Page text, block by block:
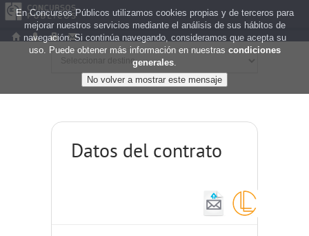
Datos del contrato
En Concursos Públicos utilizamos cookies propias y de terceros para
mejorar nuestros servicios mediante el análisis de sus hábitos de
navegación. Si continúa navegando, consideramos que acepta su
uso. Puede obtener más información en nuestras condiciones
generales.